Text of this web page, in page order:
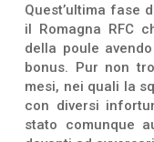
Quest’ultima fase
il Romagna RFC
della poule
bonus. Pur non
mesi, nei quali la
con diversi
stato comunque